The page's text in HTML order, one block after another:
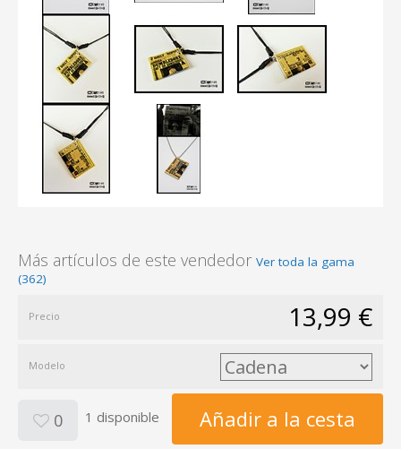
Más artículos de este vendedor Ver toda la gama
(362)
Precio 13,99 €
Modelo
0 1 disponible Añadir a la cesta